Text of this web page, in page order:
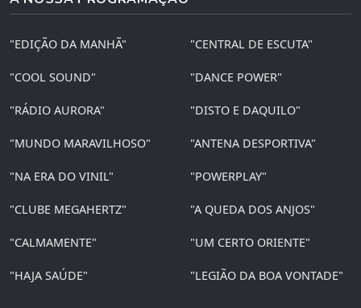
"EDIÇÃO DA MANHÃ" "CENTRAL DE ESCUTA"
"COOL SOUND" "DANCE POWER"
"RÁDIO AURORA" "DISTO E DAQUILO"
"MUNDO MARAVILHOSO" "ANTENA DESPORTIVA"
"NA ERA DO VINIL" "POWERPLAY"
"CLUBE MEGAHERTZ" "A QUEDA DOS ANJOS"
"CALMAMENTE" "UM CERTO ORIENTE"
"HAJA SAÚDE" "LEGIÃO DA BOA VONTADE"